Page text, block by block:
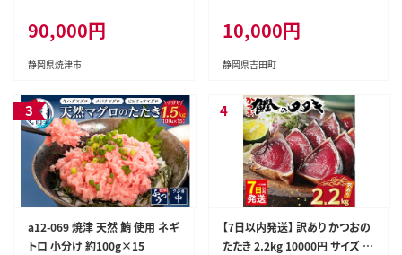
90,000円
静岡県焼津市
県 吉田町 22424262] ネギトロ
ねぎとろ マグロ 鮪 まぐろたたき
粗挽き ねぎとろ丼 ネギトロ丼 小
らし 便利 簡単
10,000円
静岡県吉田町
a12-069 焼津 天然 鮪 使用 ネギ
トロ 小分け 約100g×15
【7日以内発送】 訳あり かつおの
たたき 2.2kg 10000円 サイズ 不